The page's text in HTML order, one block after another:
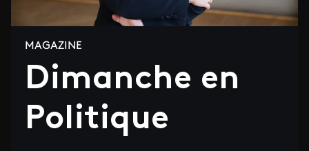
MAGAZINE
Dimanche en
Politique